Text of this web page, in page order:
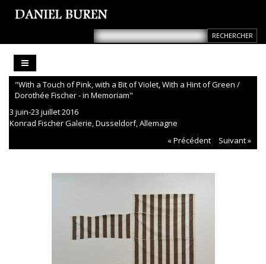
"With a Touch of Pink, with a Bit of Violet, With a Hint of Green /
Dorothée Fischer - in Memoriam"
3 juin-23 juillet 2016
Konrad Fischer Galerie, Dusseldorf, Allemagne
« Précédent
Suivant »